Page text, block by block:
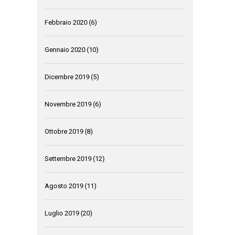
Febbraio 2020 (6)
Gennaio 2020 (10)
Dicembre 2019 (5)
Novembre 2019 (6)
Ottobre 2019 (8)
Settembre 2019 (12)
Agosto 2019 (11)
Luglio 2019 (20)